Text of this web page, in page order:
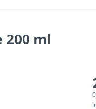
200 ml